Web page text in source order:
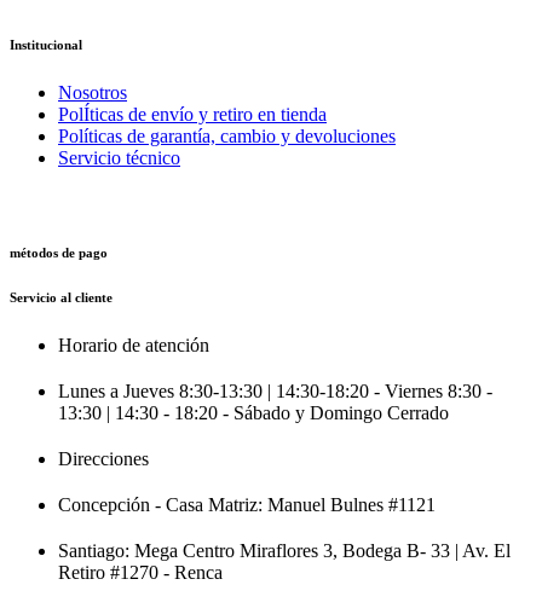
Institucional
Nosotros
PolÍticas de envío y retiro en tienda
Políticas de garantía, cambio y devoluciones
Servicio técnico
métodos de pago
Servicio al cliente
Horario de atención
Lunes a Jueves 8:30-13:30 | 14:30-18:20 - Viernes 8:30 -
13:30 | 14:30 - 18:20 - Sábado y Domingo Cerrado
Direcciones
Concepción - Casa Matriz: Manuel Bulnes #1121
Santiago: Mega Centro Miraflores 3, Bodega B- 33 | Av. El
Retiro #1270 - Renca